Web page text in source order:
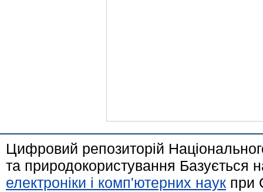
Цифровий репозиторій
та природокористування Базується
електроніки і комп'ютерних наук при